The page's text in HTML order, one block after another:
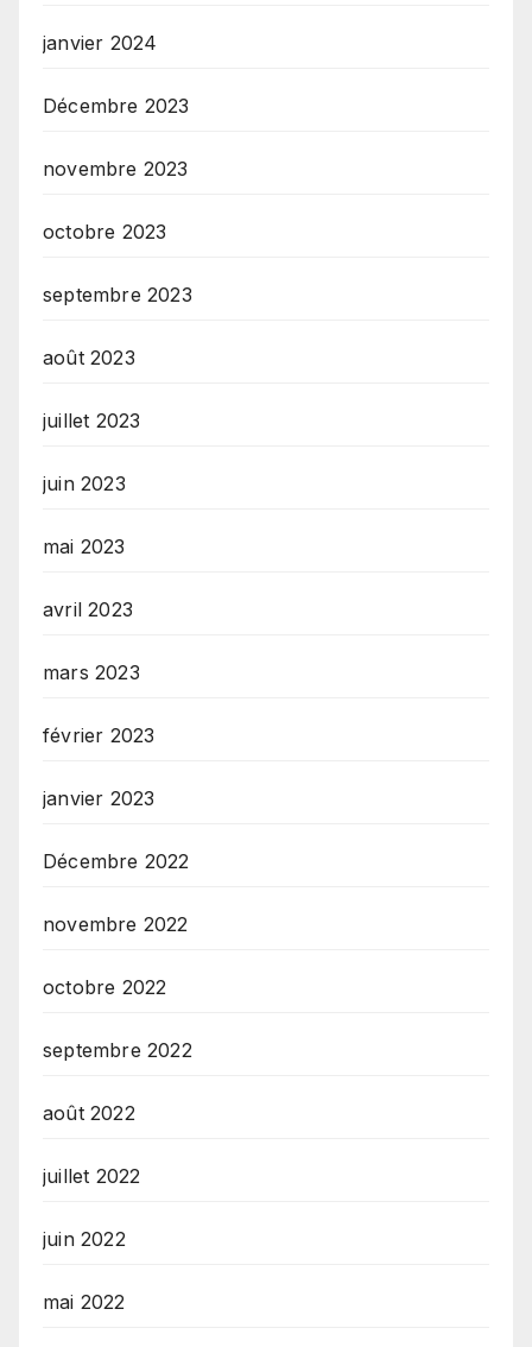
janvier 2024
Décembre 2023
novembre 2023
octobre 2023
septembre 2023
août 2023
juillet 2023
juin 2023
mai 2023
avril 2023
mars 2023
février 2023
janvier 2023
Décembre 2022
novembre 2022
octobre 2022
septembre 2022
août 2022
juillet 2022
juin 2022
mai 2022